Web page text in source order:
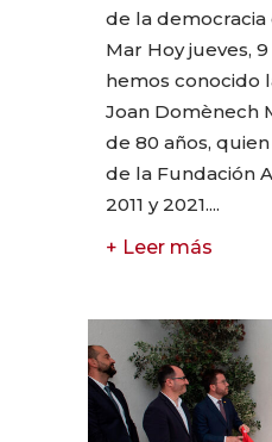
de la
Mar Hoy jueves,
hemos conocido
Joan Domènech
de 80 años,
de la Fundación
2011 y 2021....
+ Leer más